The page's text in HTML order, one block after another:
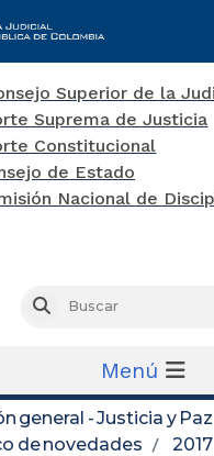
Buscar
Menú
general - Justicia y Paz
de novedades
2017